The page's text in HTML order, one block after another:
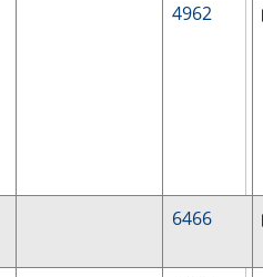
4962
6466